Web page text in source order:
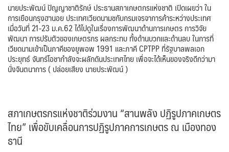
นายประพัฒน์ ปัญญาชาติรักษ์ ประธานสภาเกษตกรแห่งชาติ เปิดเผยว่า ใน
การเยือนกรุงฮานอย ประเทศเวียดนามชกับกรมเจรจาการค้าระหว่างประเทศ
เมื่อวันที่ 21-23 ม.ค.62 ได้ไปดูในเรื่องการพัฒนาด้านการเกษตร การวิจัย
พัฒนา การปรับตัวของเกษตรกร ผลกระทบ ทั้งด้านบวกและด้านลบ ในการที่
เวียดนามเข้าเป็นภาคีของยูพอพ 1991 และภาคี CPTPP ที่รัฐบาลพลเอก
ประยุทธ์ จันทร์โอชากำลังจะผลักดันประเทศไทย เพื่อจะได้เห็นของจริงดีกว่ามา
นั่งจินตนาการ ( ปล่อยเสียง นายประพัฒน์ )
สภาเกษตรกรแห่งชาติร่วมงาน “สานพลัง ปฏิรูปภาคเกษตร
ไทย” เพื่อขับเคลื่อนการปฏิรูปภาคการเกษตร ณ เมืองทอง
ธานี